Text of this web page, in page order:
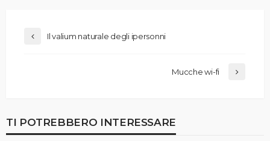
Il valium naturale degli ipersonni
Mucche wi-fi
TI POTREBBERO INTERESSARE